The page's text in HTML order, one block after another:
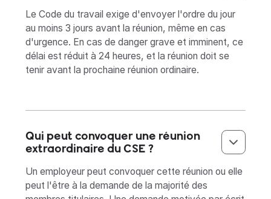
Le Code du travail exige d'envoyer l'ordre du jour
au moins 3 jours avant la réunion, même en cas
d'urgence. En cas de danger grave et imminent, ce
délai est réduit à 24 heures, et la réunion doit se
tenir avant la prochaine réunion ordinaire.
Qui peut convoquer une réunion
extraordinaire du CSE ?
Un employeur peut convoquer cette réunion ou elle
peut l'être à la demande de la majorité des